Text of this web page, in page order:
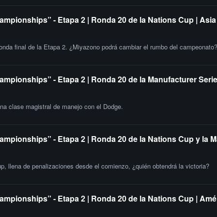
- Etapa 2 | Ronda 20 de la Nations Cup | Asia
final de la Etapa 2. ¿Miyazono podrá cambiar el rumbo del campeonato?
- Etapa 2 | Ronda 20 de la Manufacturer
clase magistral de manejo con el Dodge.
- Etapa 2 | Ronda 20 de la Nations Cup y la
llena de penalizaciones desde el comienzo, ¿quién obtendrá la victoria?
- Etapa 2 | Ronda 20 de la Nations Cup |